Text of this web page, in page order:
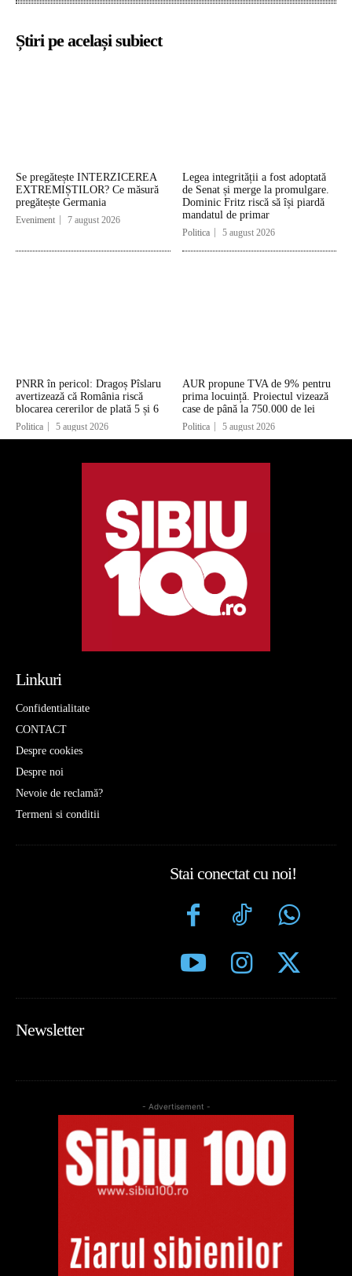
Știri pe același subiect
Se pregătește INTERZICEREA
EXTREMIȘTILOR? Ce măsură
pregătește Germania
Eveniment 7 august 2026
Legea integrității a fost adoptată
de Senat și merge la promulgare.
Dominic Fritz riscă să își piardă
mandatul de primar
Politica 5 august 2026
PNRR în pericol: Dragoș Pîslaru
avertizează că România riscă
blocarea cererilor de plată 5 și 6
Politica 5 august 2026
AUR propune TVA de 9% pentru
prima locuință. Proiectul vizează
case de până la 750.000 de lei
Politica 5 august 2026
Linkuri
Confidentialitate
CONTACT
Despre cookies
Despre noi
Nevoie de reclamă?
Termeni si conditii
Stai conectat cu noi!
Newsletter
- Advertisement -